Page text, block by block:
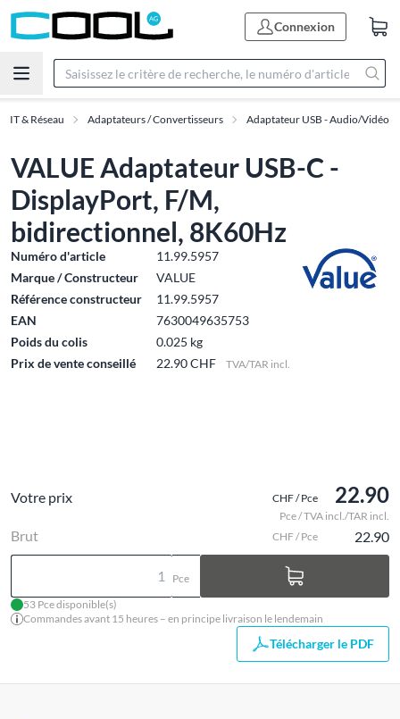
Connexion
IT & Réseau Adaptateurs / Convertisseurs Adaptateur USB - Audio/Vidéo
VALUE Adaptateur USB-C -
DisplayPort, F/M,
bidirectionnel, 8K60Hz
Numéro d'article
11.99.5957
Marque / Constructeur
VALUE
Référence constructeur
11.99.5957
EAN
7630049635753
Poids du colis
0.025 kg
Prix de vente conseillé
22.90 CHF TVA/TAR incl.
Votre prix CHF / Pce 22.90
Pce / TVA incl./TAR incl.
Brut CHF / Pce 22.90
Pce
53 Pce disponible(s)
Commandes avant 15 heures – en principe livraison le lendemain
Télécharger le PDF